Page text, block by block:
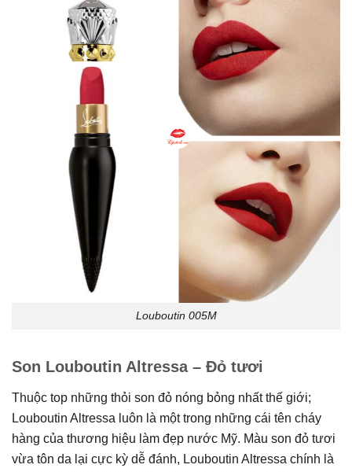
Louboutin 005M
Son Louboutin Altressa – Đỏ tươi
Thuộc top những thỏi son đỏ nóng bỏng nhất thế giới;
Louboutin Altressa luôn là một trong những cái tên cháy
hàng của thương hiệu làm đẹp nước Mỹ. Màu son đỏ tươi
vừa tôn da lại cực kỳ dễ đánh, Louboutin Altressa chính là